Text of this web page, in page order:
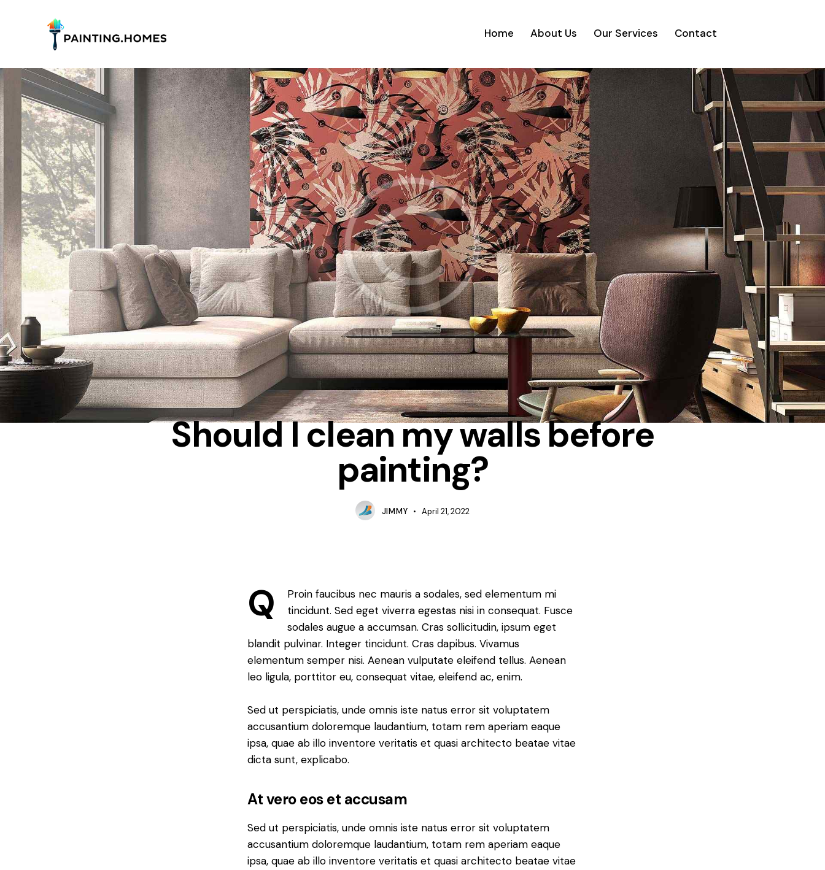
Home About Us Our Services Contact
INTERIOR
Should I clean my walls before
painting?
JIMMY April 21, 2022
Q
Proin faucibus nec mauris a sodales, sed elementum mi
tincidunt. Sed eget viverra egestas nisi in consequat. Fusce
sodales augue a accumsan. Cras sollicitudin, ipsum eget
blandit pulvinar. Integer tincidunt. Cras dapibus. Vivamus
elementum semper nisi. Aenean vulputate eleifend tellus. Aenean
leo ligula, porttitor eu, consequat vitae, eleifend ac, enim.
Sed ut perspiciatis, unde omnis iste natus error sit voluptatem
accusantium doloremque laudantium, totam rem aperiam eaque
ipsa, quae ab illo inventore veritatis et quasi architecto beatae vitae
dicta sunt, explicabo.
At vero eos et accusam
Sed ut perspiciatis, unde omnis iste natus error sit voluptatem
accusantium doloremque laudantium, totam rem aperiam eaque
ipsa, quae ab illo inventore veritatis et quasi architecto beatae vitae